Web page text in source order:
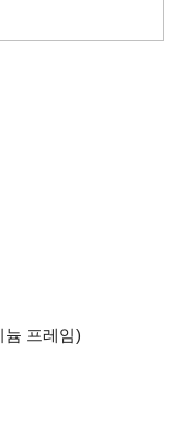
늄 프레임)